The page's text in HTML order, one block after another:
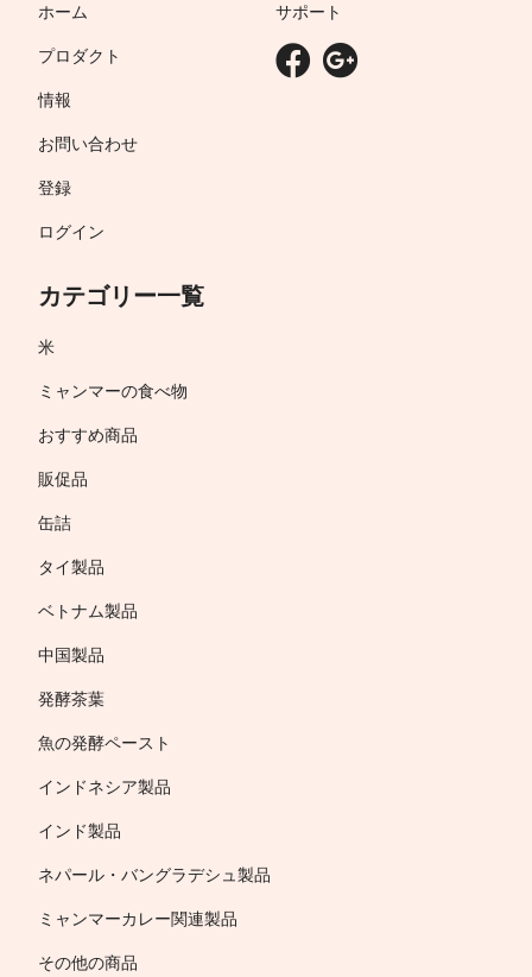
ホーム
プロダクト
情報
お問い合わせ
登録
ログイン
カテゴリー一覧
米
ミャンマーの食べ物
おすすめ商品
販促品
缶詰
タイ製品
ベトナム製品
中国製品
発酵茶葉
魚の発酵ペースト
インドネシア製品
インド製品
ネパール・バングラデシュ製品
ミャンマーカレー関連製品
その他の商品
サポート